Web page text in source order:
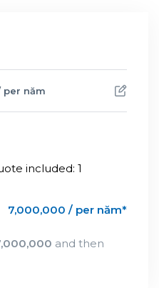
per năm
included: 1
7,000,000 / per năm*
and then